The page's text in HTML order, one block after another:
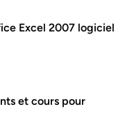
Excel 2007 logiciel
et cours pour